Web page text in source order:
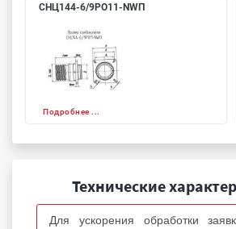
СНЦ144-6/9РО11-NWП
Подробнее ...
Технические
Для ускорения обработки